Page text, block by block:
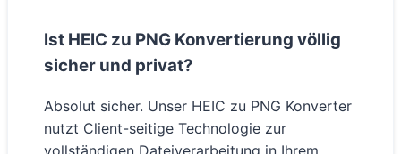
Ist HEIC zu PNG Konvertierung völlig
sicher und privat?
Absolut sicher. Unser HEIC zu PNG Konverter
nutzt Client-seitige Technologie zur